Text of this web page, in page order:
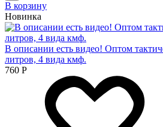
В корзину
Новинка
В описании есть видео! Оптом
литров, 4 вида кмф.
760 Р